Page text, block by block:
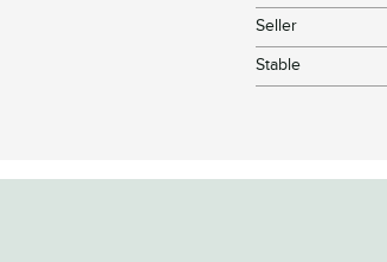
Seller
Stable